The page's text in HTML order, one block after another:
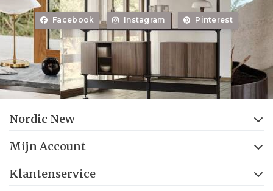
Facebook Instagram Pinterest
Nordic New
Mijn Account
Klantenservice